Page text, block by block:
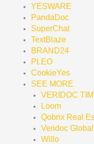
YESWARE
PandaDoc
SuperChat
TextBlaze
BRAND24
PLEO
CookieYes
SEE MORE
VERIDOC
Loom
Qobrix Real
Veridoc Global
Willo